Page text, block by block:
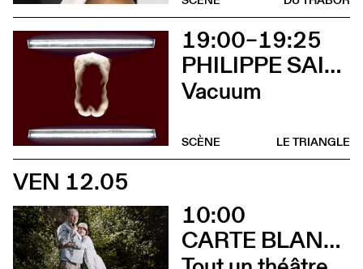
19:00–19:25
PHILIPPE SAIRE
Vacuum
LE TRIANGLE
SCÈNE
VEN 12.05
10:00
CARTE BLANCHE À ALBERTINE & GERMANO ZULLO